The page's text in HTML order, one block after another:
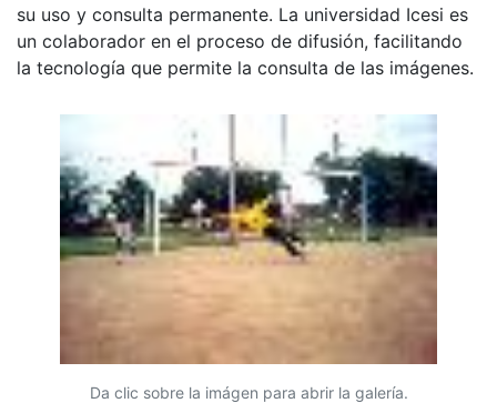
su uso y consulta permanente. La universidad Icesi es
un colaborador en el proceso de difusión, facilitando
la tecnología que permite la consulta de las imágenes.
Da clic sobre la imágen para abrir la galería.